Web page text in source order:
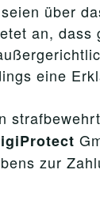
über
an,
eine
zur